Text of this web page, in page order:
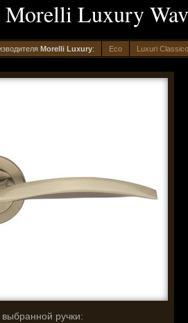
Luxury
Morelli Luxury: Eco Luxuri Classico
ручки: